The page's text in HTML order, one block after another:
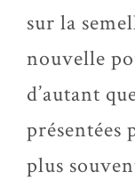
sur la
nouvelle
d’autant
présentées
plus